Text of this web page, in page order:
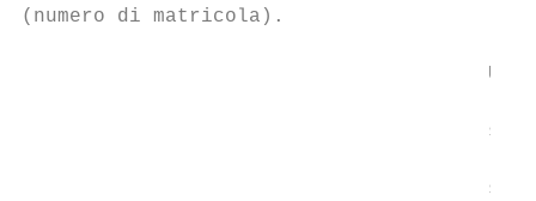
(numero di matricola).